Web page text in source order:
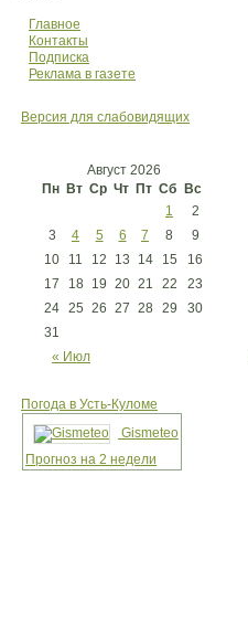
Главное
Контакты
Подписка
Реклама в газете
Версия для слабовидящих
Август 2026
Пн Вт Ср Чт Пт Сб Вс
« Июл
1
2
3
4 5 6 7 8
9
10
11 12 13 14 15
16
17
18 19 20 21 22
23
24 25 26 27 28 29
30
31
Погода в Усть-Куломе
Gismeteo
Прогноз на 2 недели